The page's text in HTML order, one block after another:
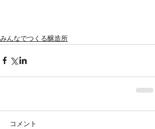
みんなでつくる醸造所
コメント